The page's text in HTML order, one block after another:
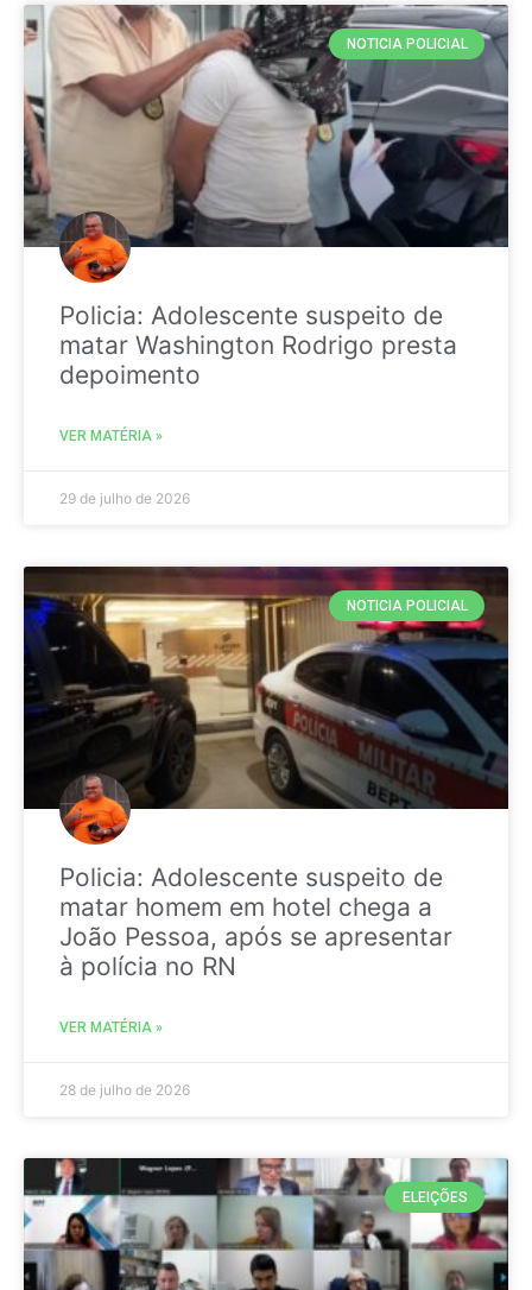
NOTICIA POLICIAL
Policia: Adolescente suspeito de
matar Washington Rodrigo presta
depoimento
VER MATÉRIA »
29 de julho de 2026
NOTICIA POLICIAL
Policia: Adolescente suspeito de
matar homem em hotel chega a
João Pessoa, após se apresentar
à polícia no RN
VER MATÉRIA »
28 de julho de 2026
ELEIÇÕES